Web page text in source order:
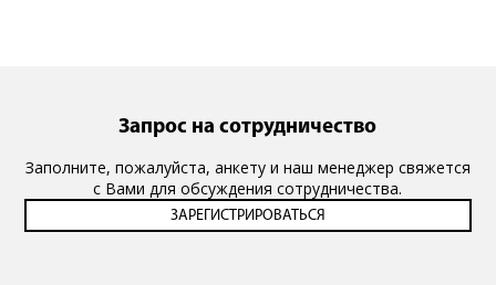
Запрос на сотрудничество
Заполните, пожалуйста, анкету и наш менеджер свяжется
с Вами для обсуждения сотрудничества.